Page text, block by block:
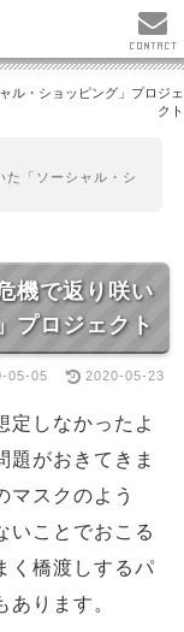
ル・ショッピング」プロジェ
クト
「ソーシャル・シ
機で返り咲い
プロジェクト
05-05 2020-05-23
定しなかったよ
題がおきてきま
マスクのよう
いことでおこる
く橋渡しするパ
ります。
CONTACT